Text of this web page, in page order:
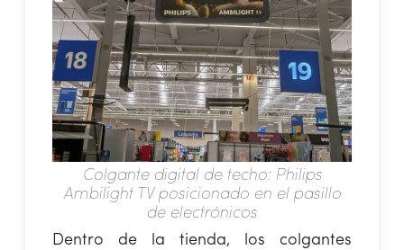
Colgante digital de techo: Philips
Ambilight TV posicionado en el pasillo
de electrónicos
Dentro de la tienda, los colgantes